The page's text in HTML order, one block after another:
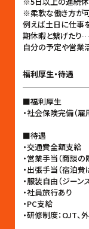
※柔軟な働き方が
例えば土日に仕事
期休暇と繋げたり…
自分の予定や営業
福利厚生・待遇
■福利厚生
・社会保険完備（雇
■待遇
・交通費全額支給
・営業手当（商談
・出張手当（宿泊
・服装自由（ジーン
・社員旅行あり
・PC支給
・研修制度：OJT、